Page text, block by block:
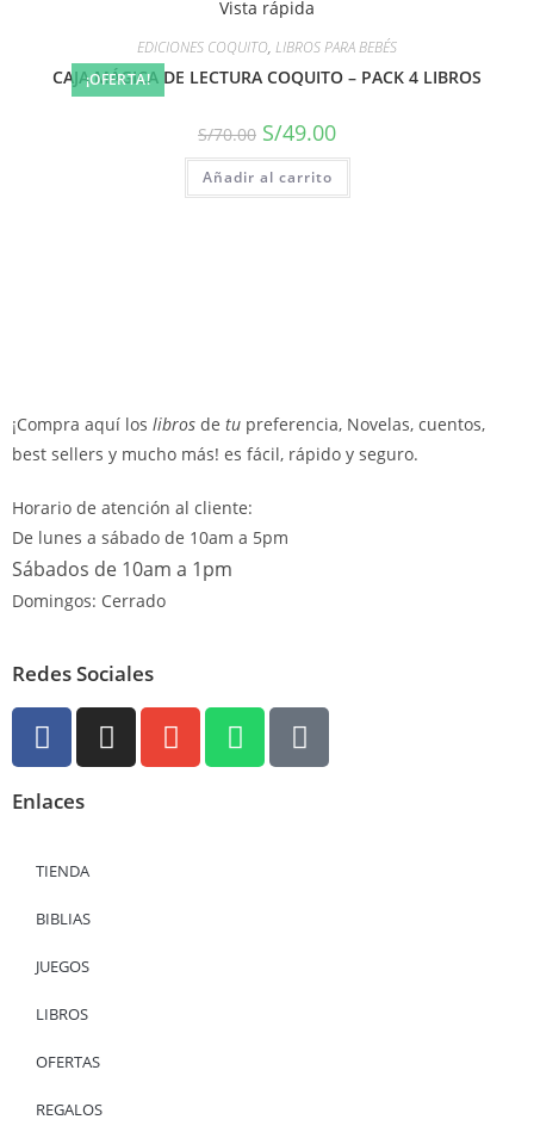
¡OFERTA!
Vista rápida
EDICIONES COQUITO, LIBROS PARA BEBÉS
CAJA MÁGICA DE LECTURA COQUITO – PACK 4 LIBROS
S/70.00 S/49.00
Añadir al carrito
¡Compra aquí los libros de tu preferencia, Novelas, cuentos,
best sellers y mucho más! es fácil, rápido y seguro.
Horario de atención al cliente:
De lunes a sábado de 10am a 5pm
Sábados de 10am a 1pm
Domingos: Cerrado
Redes Sociales
Enlaces
TIENDA
BIBLIAS
JUEGOS
LIBROS
OFERTAS
REGALOS